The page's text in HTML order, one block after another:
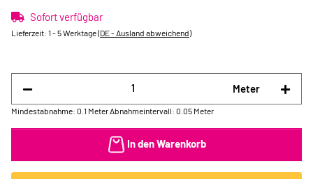
Sofort verfügbar
Lieferzeit: 1 - 5 Werktage(DE - Ausland abweichend)
Meter
Mindestabnahme: 0.1 Meter Abnahmeintervall: 0.05 Meter
In den Warenkorb